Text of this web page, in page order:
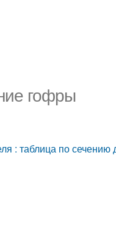
гофры
: таблица по